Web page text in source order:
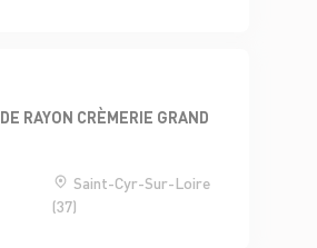
RAYON CRÈMERIE GRAND
Saint-Cyr-Sur-Loire
(37)